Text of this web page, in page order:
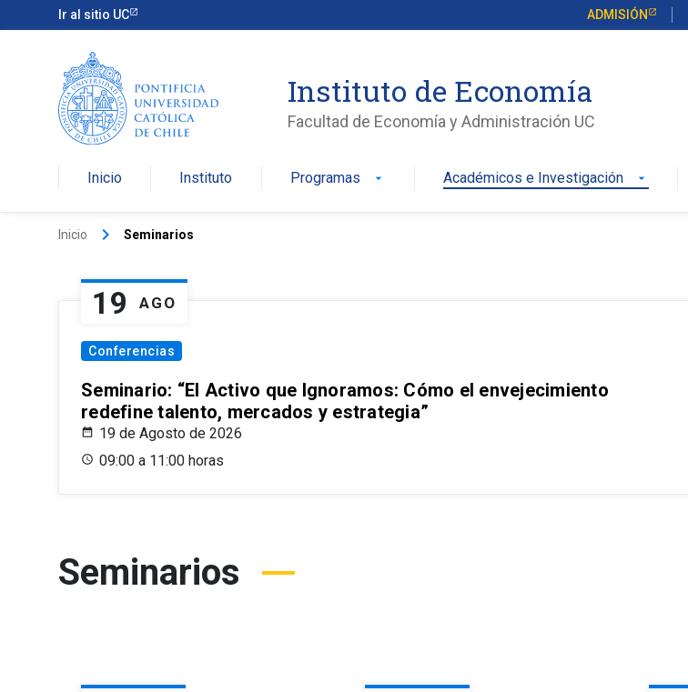
Ir al sitio UC ADMISIÓN
Instituto de Economía
Facultad de Economía y Administración UC
Inicio Instituto Programas arrow_drop_down Académicos e Investigación arrow_drop_down
Inicio keyboard_arrow_right Seminarios
19 AGO
Conferencias
Seminario: “El Activo que Ignoramos: Cómo el envejecimiento
redefine talento, mercados y estrategia”
19 de Agosto de 2026
09:00 a 11:00 horas
Seminarios